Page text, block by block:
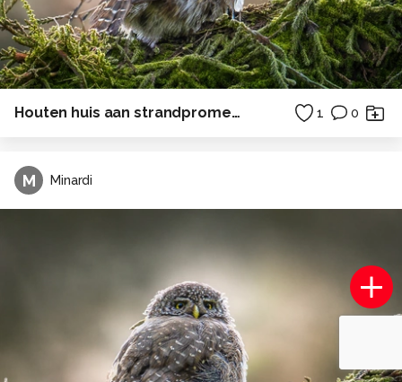
Houten huis aan strandpromenade 1 0
M Minardi